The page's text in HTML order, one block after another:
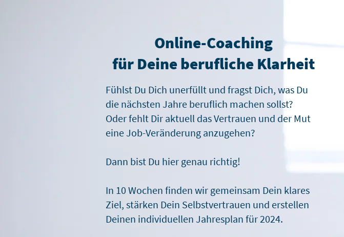
Online-Coaching
für Deine berufliche Klarheit
Fühlst Du Dich unerfüllt und fragst Dich, was Du
die nächsten Jahre beruflich machen sollst?
Oder fehlt Dir aktuell das Vertrauen und der Mut
eine Job-Veränderung anzugehen?
Dann bist Du hier genau richtig!
In 10 Wochen finden wir gemeinsam Dein klares
Ziel, stärken Dein Selbstvertrauen und erstellen
Deinen individuellen Jahresplan für 2024.